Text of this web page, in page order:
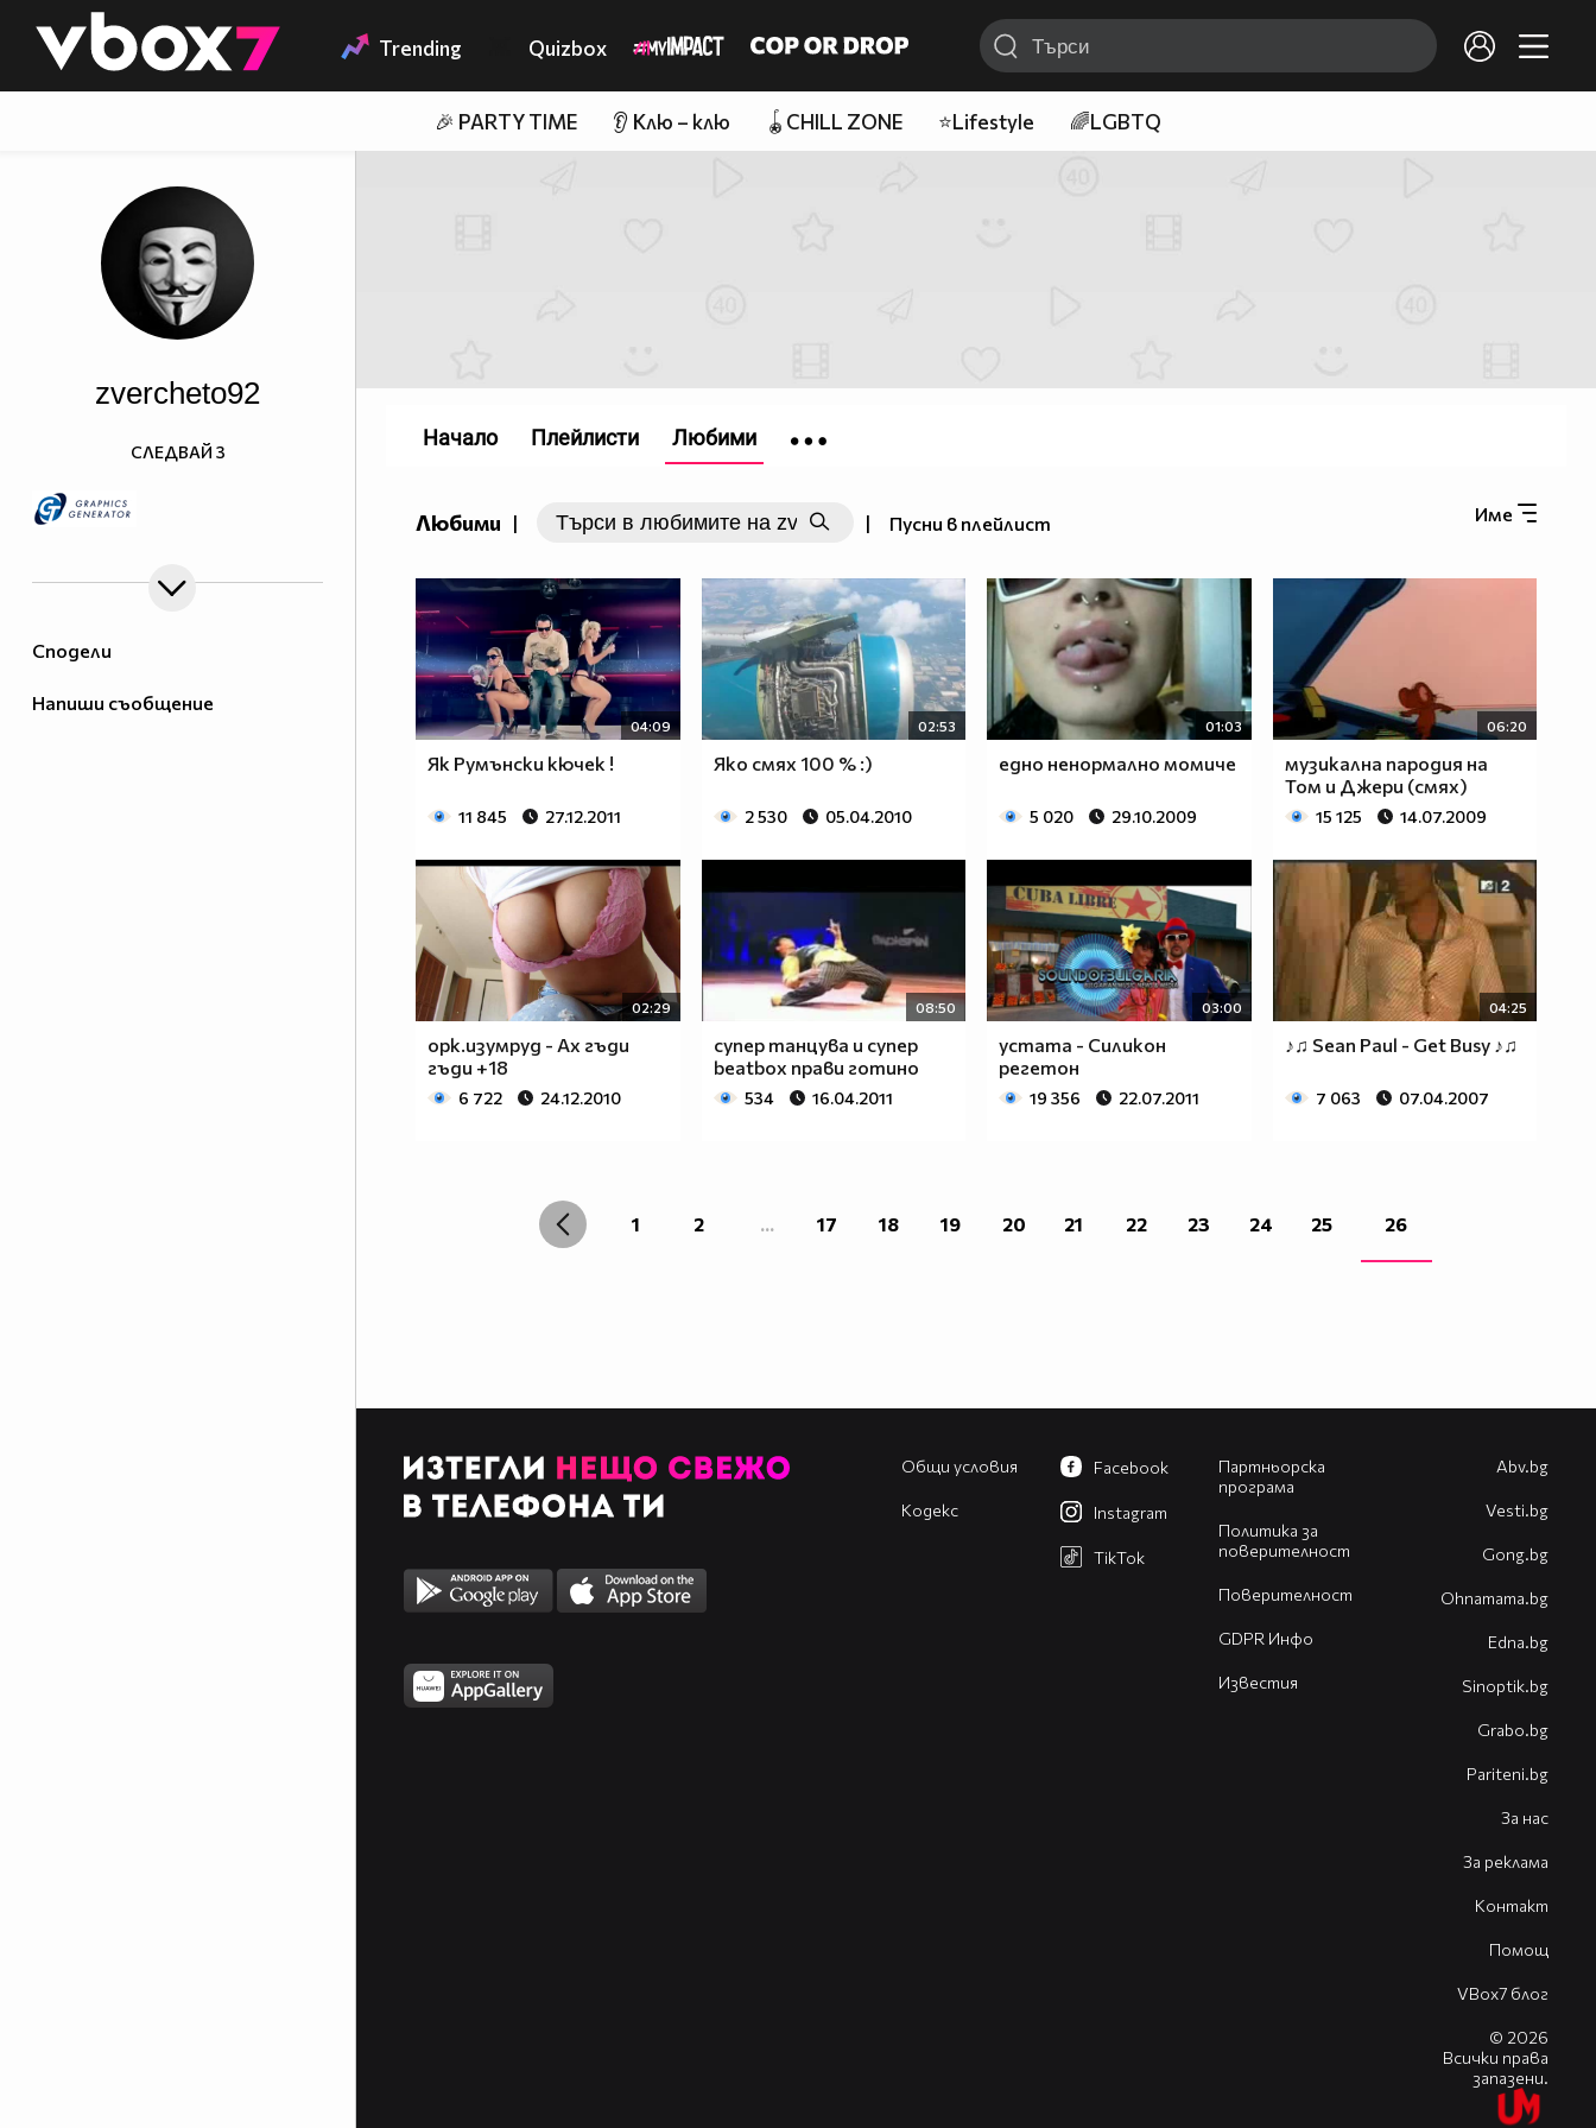
👾 Trending Quizbox
🎉 PARTY TIME 👂 Клю – клю 🪀CHILL ZONE ⭐Lifestyle 🌈LGBTQ
Сподели
Напиши съобщение
zvercheto92
СЛЕДВАЙ 3
Любими | | Пусни в плейлист Име
04:09
Як Румънски кючек !
11 845 27.12.2011
02:53
Яко смях 100 % :)
2 530 05.04.2010
01:03
едно ненормално момиче
5 020 29.10.2009
06:20
музикална пародия на
Том и Джери (смях)
15 125 14.07.2009
02:29
орк.изумруд - Ах гъди
гъди +18
6 722 24.12.2010
08:50
супер танцува и супер
beatbox прави готино
534 16.04.2011
03:00
устата - Силикон
регетон
19 356 22.07.2011
04:25
♪♫ Sean Paul - Get Busy ♪♫
7 063 07.04.2007
1 2 ... 17 18 19 20 21 22 23 24 25 26
Начало Плейлисти Любими
Общи условия
Кодекс
Партньорска
програма
Политика за
поверителност
Поверителност
GDPR Инфо
Известия
Facebook
Instagram
TikTok
Abv.bg
Vesti.bg
Gong.bg
Оhnamama.bg
Edna.bg
Sinoptik.bg
Grabo.bg
Pariteni.bg
За нас
За реклама
Контакт
Помощ
VBox7 блог
© 2026
Всички права
запазени.